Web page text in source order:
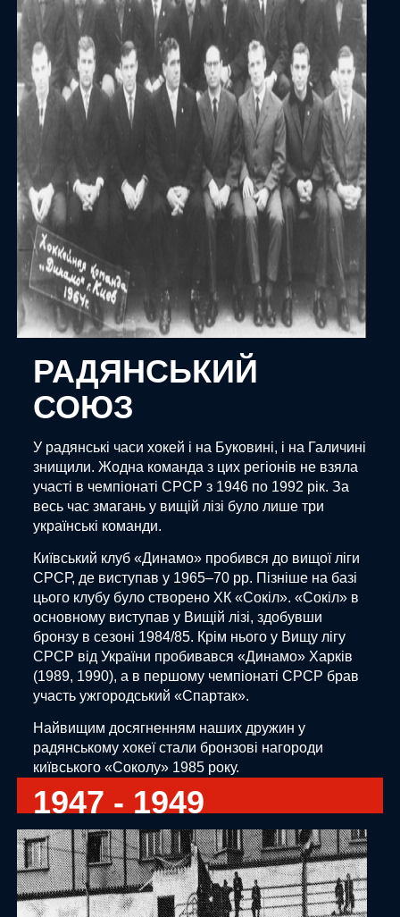
РАДЯНСЬКИЙ
СОЮЗ
У радянські часи хокей і на Буковині, і на Галичині
знищили. Жодна команда з цих регіонів не взяла
участі в чемпіонаті СРСР з 1946 по 1992 рік. За
весь час змагань у вищій лізі було лише три
українські команди.
Київський клуб «Динамо» пробився до вищої ліги
СРСР, де виступав у 1965–70 рр. Пізніше на базі
цього клубу було створено ХК «Сокіл». «Сокіл» в
основному виступав у Вищій лізі, здобувши
бронзу в сезоні 1984/85. Крім нього у Вищу лігу
СРСР від України пробивався «Динамо» Харків
(1989, 1990), а в першому чемпіонаті СРСР брав
участь ужгородський «Спартак».
Найвищим досягненням наших дружин у
радянському хокеї стали бронзові нагороди
київського «Соколу» 1985 року.
1947 - 1949